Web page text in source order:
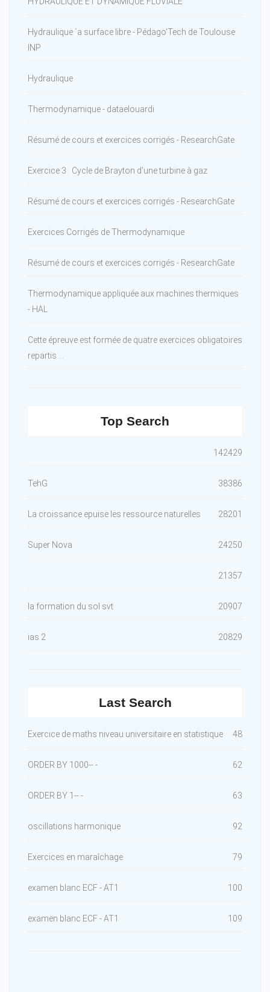
Hydraulique `a surface libre - Pédago'Tech de Toulouse
INP
Hydraulique
Thermodynamique - dataelouardi
Résumé de cours et exercices corrigés - ResearchGate
Exercice 3 : Cycle de Brayton d'une turbine à gaz
Résumé de cours et exercices corrigés - ResearchGate
Exercices Corrigés de Thermodynamique
Résumé de cours et exercices corrigés - ResearchGate
Thermodynamique appliquée aux machines thermiques
- HAL
Cette épreuve est formée de quatre exercices obligatoires
repartis ...
Top Search
142429
TehG 38386
La croissance epuise les ressource naturelles 28201
Super Nova 24250
21357
la formation du sol svt 20907
ias 2 20829
Last Search
Exercice de maths niveau universitaire en statistique 48
ORDER BY 1000-- - 62
ORDER BY 1-- - 63
oscillations harmonique 92
Exercices en maraîchage 79
examen blanc ECF - AT1 100
examen blanc ECF - AT1 109